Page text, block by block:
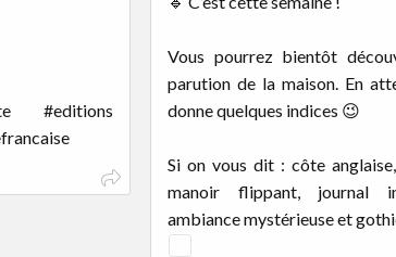
#editions
Vous pourrez bientôt
parution de la maison. En
donne quelques indices 😉
Si on vous dit : côte
manoir flippant, journal
ambiance mystérieuse et